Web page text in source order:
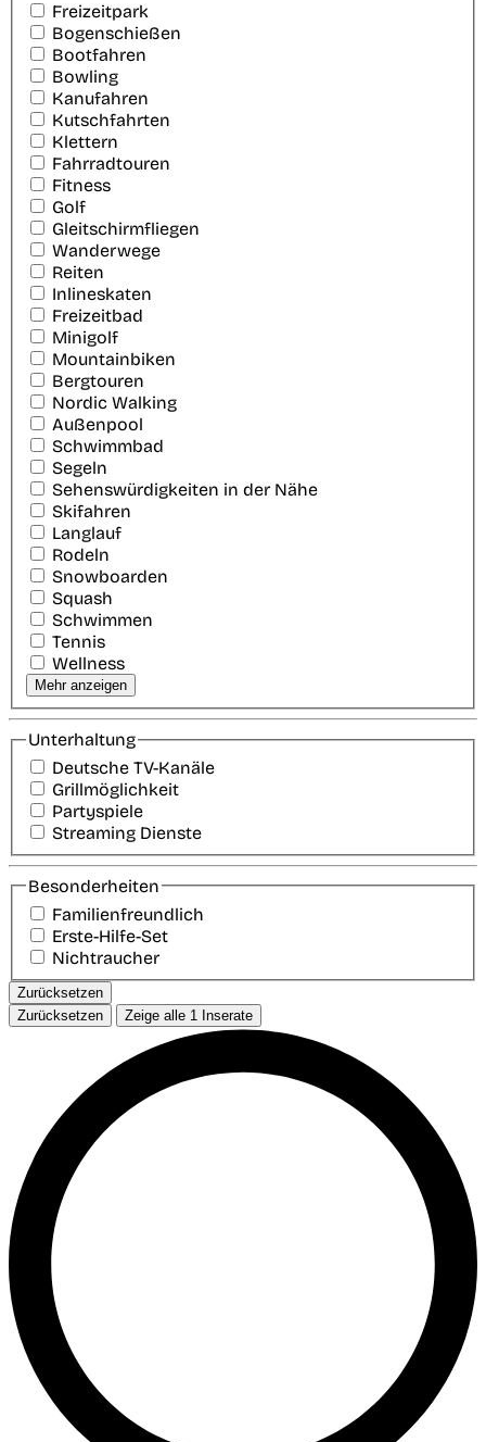
Freizeitpark
Bogenschießen
Bootfahren
Bowling
Kanufahren
Kutschfahrten
Klettern
Fahrradtouren
Fitness
Golf
Gleitschirmfliegen
Wanderwege
Reiten
Inlineskaten
Freizeitbad
Minigolf
Mountainbiken
Bergtouren
Nordic Walking
Außenpool
Schwimmbad
Segeln
Sehenswürdigkeiten in der Nähe
Skifahren
Langlauf
Rodeln
Snowboarden
Squash
Schwimmen
Tennis
Wellness
Mehr anzeigen
Unterhaltung
Deutsche TV-Kanäle
Grillmöglichkeit
Partyspiele
Streaming Dienste
Besonderheiten
Familienfreundlich
Erste-Hilfe-Set
Nichtraucher
Zurücksetzen
Zurücksetzen
Zeige alle 1 Inserate